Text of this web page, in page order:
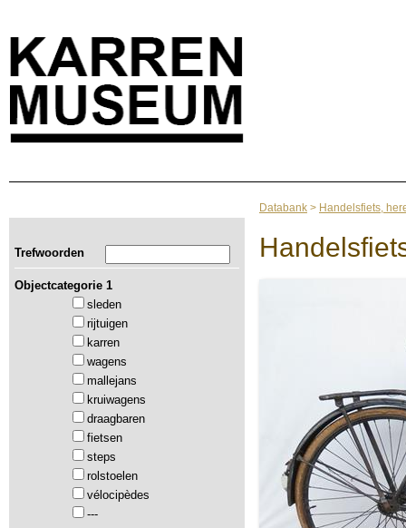
Trefwoorden
Objectcategorie 1
sleden
rijtuigen
karren
wagens
mallejans
kruiwagens
draagbaren
fietsen
steps
rolstoelen
vélocipèdes
---
Databank > Handelsfiets,